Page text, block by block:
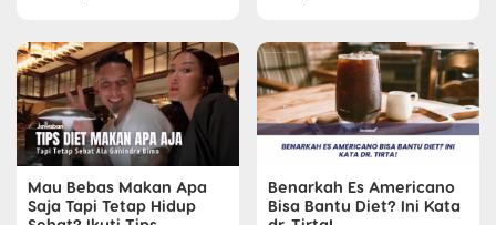
Mau Bebas Makan Apa
Saja Tapi Tetap Hidup
Benarkah Es Americano
Bisa Bantu Diet? Ini Kata